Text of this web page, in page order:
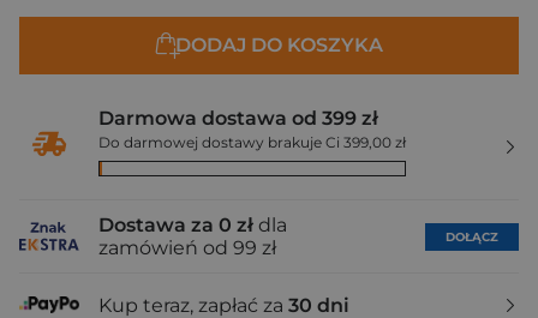
DODAJ DO KOSZYKA
Darmowa dostawa od 399 zł
Do darmowej dostawy brakuje Ci 399,00 zł
Dostawa za 0 zł dla
zamówień od 99 zł
DOŁĄCZ
Kup teraz, zapłać za 30 dni